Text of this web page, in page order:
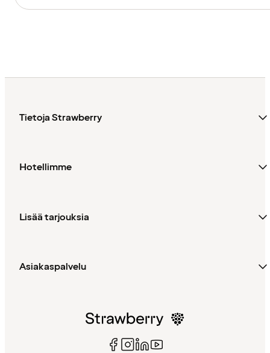
Tietoja Strawberry
Hotellimme
Lisää tarjouksia
Asiakaspalvelu